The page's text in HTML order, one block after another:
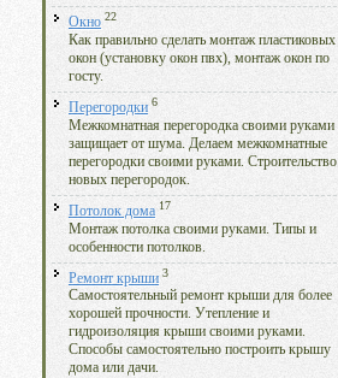
Окно 22
Как правильно сделать монтаж пластиковых
окон (установку окон пвх), монтаж окон по
госту.
Перегородки 6
Межкомнатная перегородка своими руками
защищает от шума. Делаем межкомнатные
перегородки своими руками. Строительство
новых перегородок.
Потолок дома 17
Монтаж потолка своими руками. Типы и
особенности потолков.
Ремонт крыши 3
Самостоятельный ремонт крыши для более
хорошей прочности. Утепление и
гидроизоляция крыши своими руками.
Способы самостоятельно построить крышу
дома или дачи.